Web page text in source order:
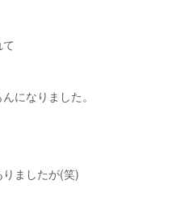
になりました。
ましたが(笑)